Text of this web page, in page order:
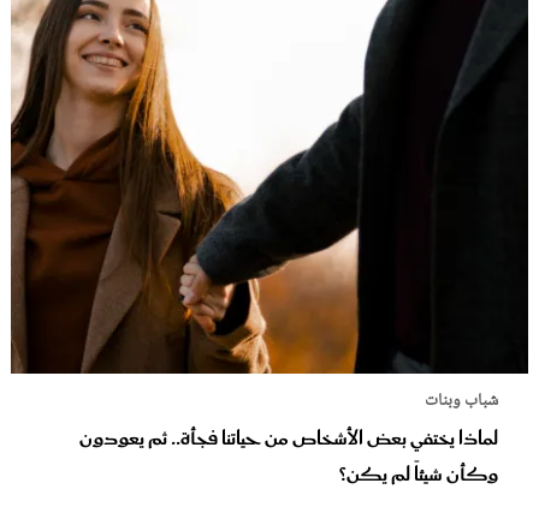
شباب وبنات
لماذا يختفي بعض الأشخاص من حياتنا فجأة.. ثم يعودون
وكأن شيئاً لم يكن؟